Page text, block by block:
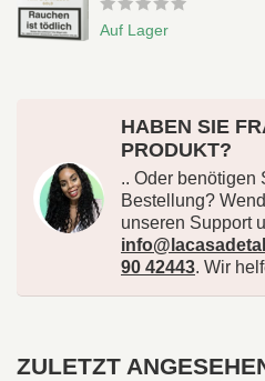
Auf Lager
HABEN SIE
PRODUKT?
.. Oder benötigen
Bestellung?
unseren Support
90 42443. Wir
ZULETZT